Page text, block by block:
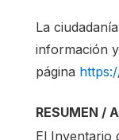
La
información
página
RESUMEN /
El Inventario